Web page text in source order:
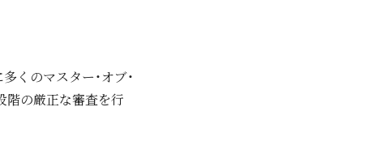
くのマスター・オブ・
階の厳正な審査を行